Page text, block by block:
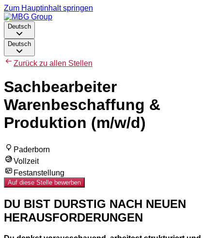
Zum Hauptinhalt springen
Deutsch
Deutsch
Zurück zu allen Stellen
Sachbearbeiter
Warenbeschaffung &
Produktion (m/w/d)
Paderborn
Vollzeit
Festanstellung
Auf diese Stelle bewerben
DU BIST DURSTIG NACH NEUEN
HERAUSFORDERUNGEN